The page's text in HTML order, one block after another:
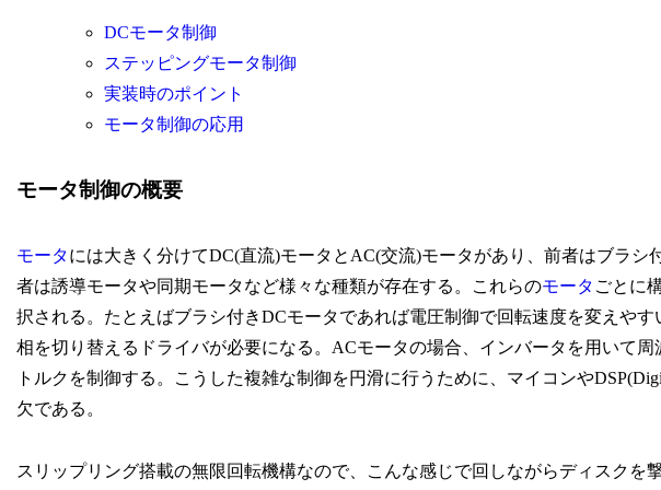
DCモータ制御
ステッピングモータ制御
実装時のポイント
モータ制御の応用
モータ制御の概要
モータには大きく分けてDC(直流)モータとAC(交流)モータがあり、前者はブラシ
者は誘導モータや同期モータなど様々な種類が存在する。これらのモータ ごとに
択される。たとえばブラシ付きDCモータであれば電圧制御で回転速度を変えや
相を切り替えるドライバが必要になる。ACモータの場合、インバータを用いて
トルクを制御する。こうした複雑な制御を円滑に行うために、マイコンや
欠である。
スリップリング搭載の無限回転機構なので、こんな感じで回しながらディスクを